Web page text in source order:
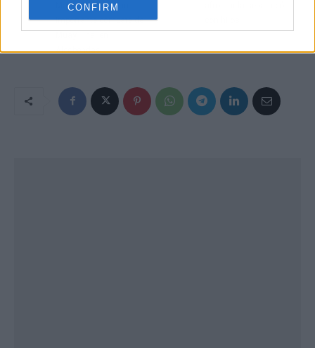
CONFIRM
Mario Padilla en un
importante combate de
Alcobendas